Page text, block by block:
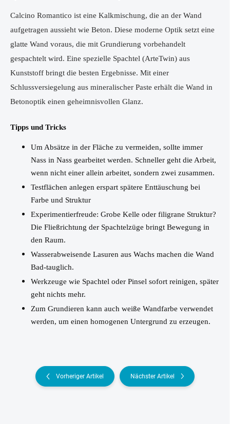
Calcino Romantico ist eine Kalkmischung, die an der Wand
aufgetragen aussieht wie Beton. Diese moderne Optik setzt eine
glatte Wand voraus, die mit Grundierung vorbehandelt
gespachtelt wird. Eine spezielle Spachtel (ArteTwin) aus
Kunststoff bringt die besten Ergebnisse. Mit einer
Schlussversiegelung aus mineralischer Paste erhält die Wand in
Betonoptik einen geheimnisvollen Glanz.
Tipps und Tricks
Um Absätze in der Fläche zu vermeiden, sollte immer
Nass in Nass gearbeitet werden. Schneller geht die Arbeit,
wenn nicht einer allein arbeitet, sondern zwei zusammen.
Testflächen anlegen erspart spätere Enttäuschung bei
Farbe und Struktur
Experimentierfreude: Grobe Kelle oder filigrane Struktur?
Die Fließrichtung der Spachtelzüge bringt Bewegung in
den Raum.
Wasserabweisende Lasuren aus Wachs machen die Wand
Bad-tauglich.
Werkzeuge wie Spachtel oder Pinsel sofort reinigen, später
geht nichts mehr.
Zum Grundieren kann auch weiße Wandfarbe verwendet
werden, um einen homogenen Untergrund zu erzeugen.
Vorheriger Artikel Nächster Artikel